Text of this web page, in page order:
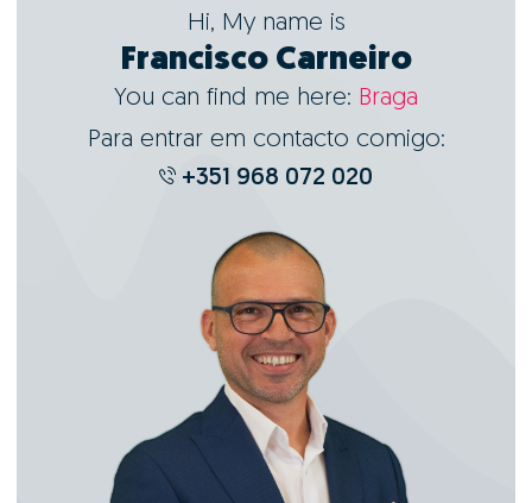
Hi, My name is
Francisco Carneiro
You can find me here: Braga
Para entrar em contacto comigo:
+351 968 072 020